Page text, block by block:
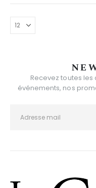
Recevez toutes
événements, nos